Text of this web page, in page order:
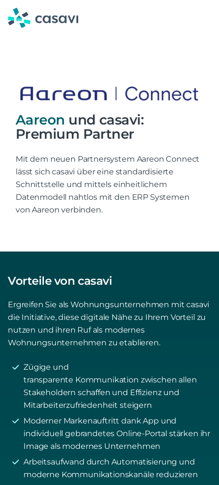
Zum
Inhalt
springen
Aareon und casavi:
Premium Partner
Mit dem neuen Partnersystem Aareon Connect
lässt sich casavi über eine standardisierte
Schnittstelle und mittels einheitlichem
Datenmodell nahtlos mit den ERP Systemen
von Aareon verbinden.
Vorteile von casavi
Ergreifen Sie als Wohnungsunternehmen mit casavi
die Initiative, diese digitale Nähe zu Ihrem Vorteil zu
nutzen und ihren Ruf als modernes
Wohnungsunternehmen zu etablieren.
Zügige und
transparente Kommunikation zwischen allen
Stakeholdern schaffen und Effizienz und
Mitarbeiterzufriedenheit steigern
Moderner Markenauftritt dank App und
individuell gebrandetes Online-Portal stärken ihr
Image als modernes Unternehmen
Arbeitsaufwand durch Automatisierung und
moderne Kommunikationskanäle reduzieren